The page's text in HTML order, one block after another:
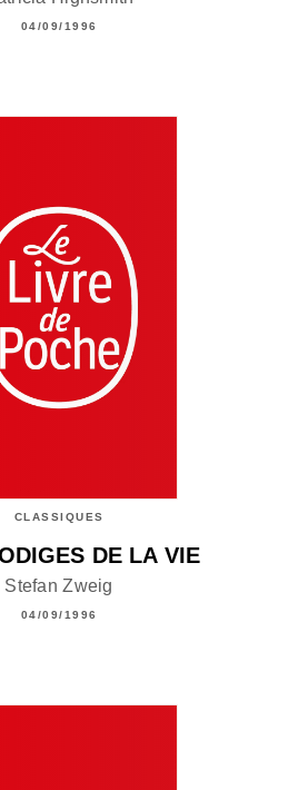
04/09/1996
CLASSIQUES
DE LA VIE
Stefan Zweig
04/09/1996